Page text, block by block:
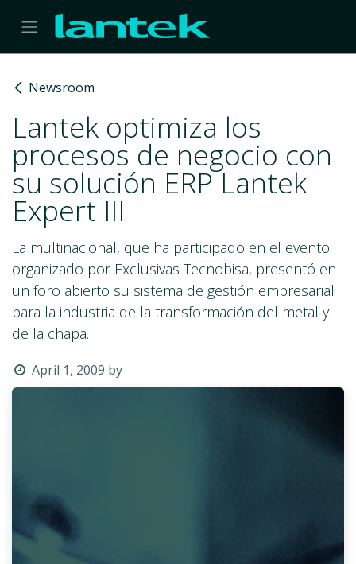
Skip to Content
Newsroom
Lantek optimiza los
procesos de negocio con
su solución ERP Lantek
Expert III
La multinacional, que ha participado en el evento
organizado por Exclusivas Tecnobisa, presentó en
un foro abierto su sistema de gestión empresarial
para la industria de la transformación del metal y
de la chapa.
April 1, 2009 by